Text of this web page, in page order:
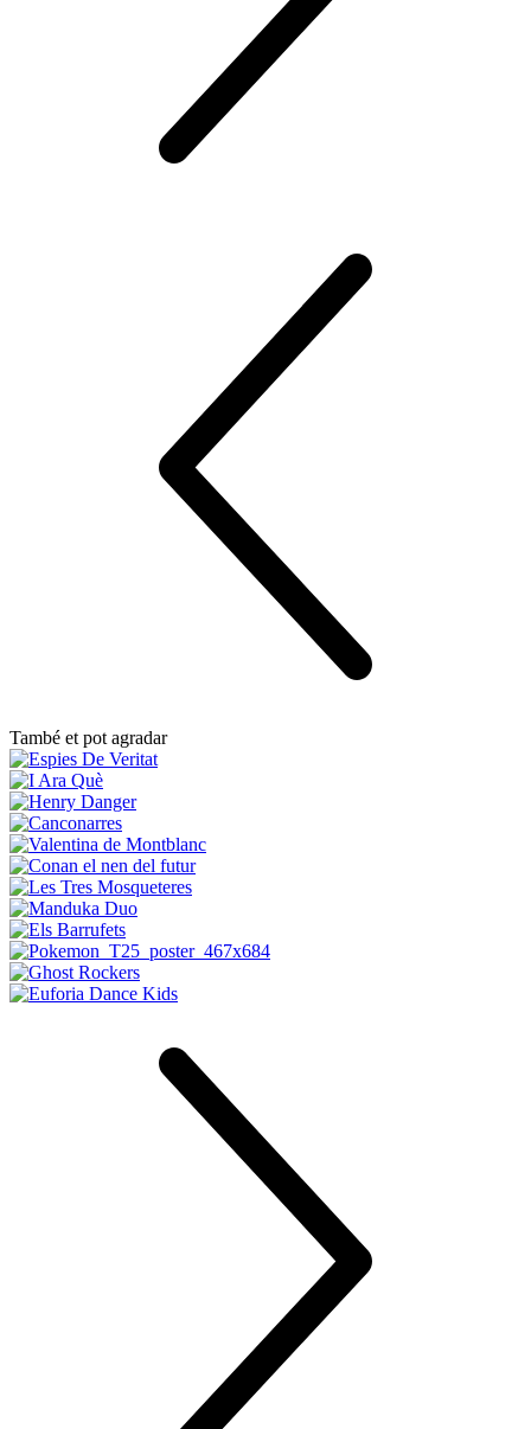
També et pot agradar